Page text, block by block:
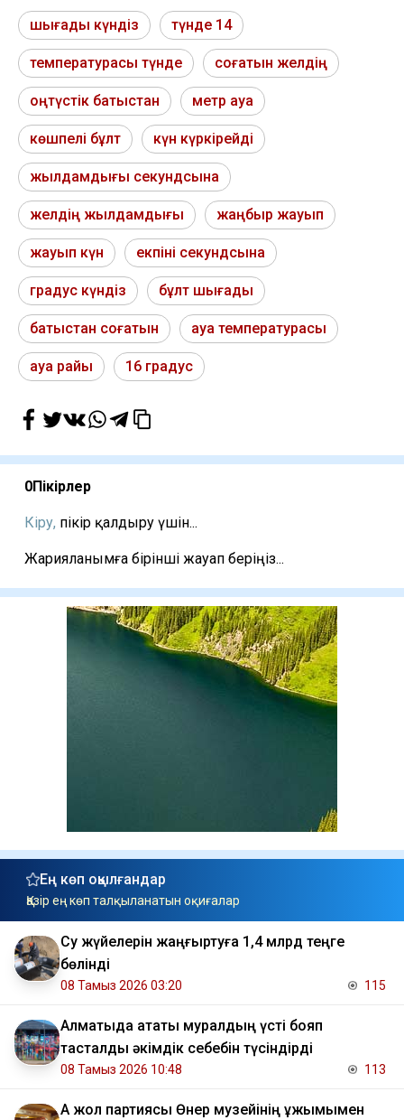
шығады күндіз түнде 14
температурасы түнде соғатын желдің
оңтүстік батыстан метр ауа
көшпелі бұлт күн күркірейді
жылдамдығы секундсына
желдің жылдамдығы жаңбыр жауып
жауып күн екпіні секундсына
градус күндіз бұлт шығады
батыстан соғатын ауа температурасы
ауа райы 16 градус
0Пікірлер
Кіру, пікір қалдыру үшін...
Жарияланымға бірінші жауап беріңіз...
Ең көп оқылғандар
Қазір ең көп талқыланатын оқиғалар
Су жүйелерін жаңғыртуға 1,4 млрд теңге
бөлінді
08 Тамыз 2026 03:20 115
Алматыда атақты муралдың үсті бояп
тасталды әкімдік себебін түсіндірді
08 Тамыз 2026 10:48 113
Ақ жол партиясы Өнер музейінің ұжымымен